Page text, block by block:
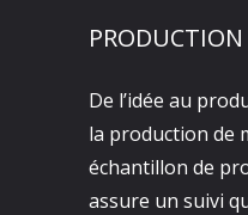
PRODUCTION
De l’idée au
la production de
échantillon de
assure un suivi